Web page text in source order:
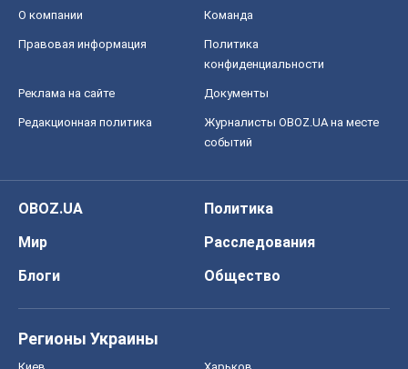
О компании Команда
Правовая информация
Политика
конфиденциальности
Реклама на сайте Документы
Редакционная политика
Журналисты OBOZ.UA на месте
событий
OBOZ.UA
Политика
Мир
Расследования
Блоги
Общество
Регионы Украины